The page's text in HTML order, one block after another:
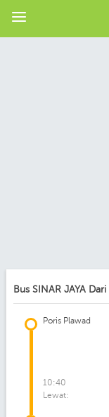
Bus SINAR JAYA
Poris Plawad
10:40
Lewat: